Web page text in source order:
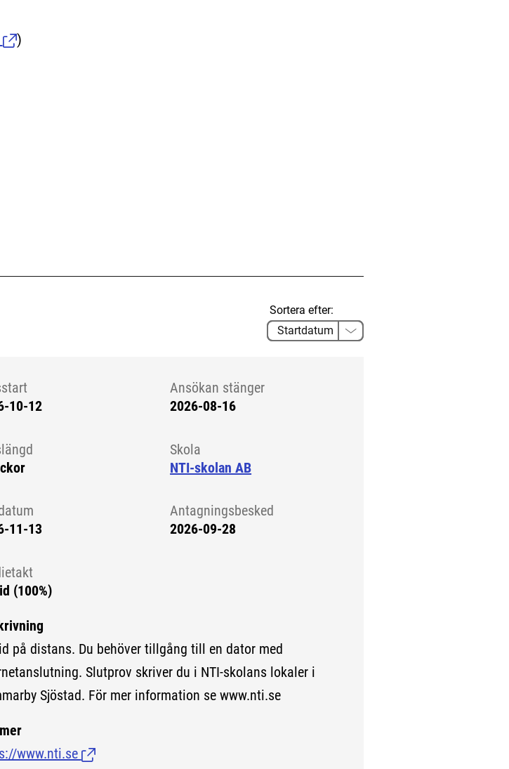
)
Sortera efter:
10-12
Ansökan stänger
2026-08-16
Skola
NTI-skolan AB
11-13
Antagningsbesked
2026-09-28
(100%)
på distans. Du behöver tillgång till en dator med
Slutprov skriver du i NTI-skolans lokaler i
Sjöstad. För mer information se www.nti.se
www.nti.se (Länk till extern sida.)